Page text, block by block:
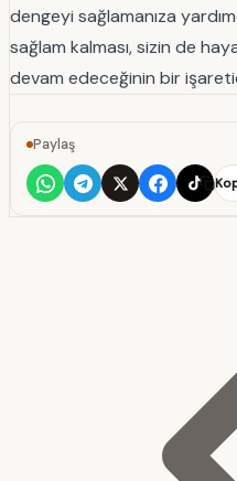
dengeyi sağlamanıza
sağlam kalması, sizin de
devam edeceğinin bir
Paylaş